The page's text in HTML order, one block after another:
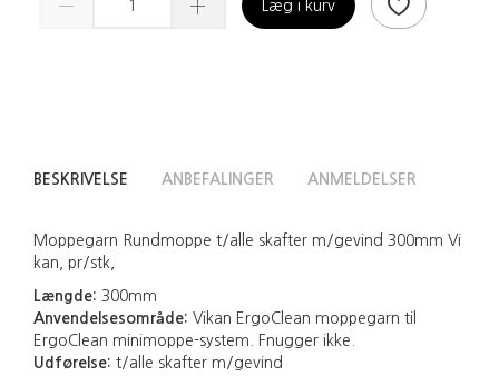
Læg i kurv
BESKRIVELSE ANBEFALINGER ANMELDELSER
Moppegarn Rundmoppe t/alle skafter m/gevind 300mm Vi
kan, pr/stk,
Længde: 300mm
Anvendelsesområde: Vikan ErgoClean moppegarn til
ErgoClean minimoppe-system. Fnugger ikke.
Udførelse: t/alle skafter m/gevind